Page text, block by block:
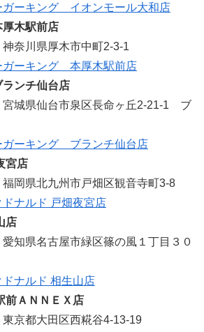
ガーキング イオンモール大和店
木駅前店
奈川県厚木市中町2-3-1
ガーキング 本厚木駅前店
ンチ仙台店
宮城県仙台市泉区長命ヶ丘2-21-1 ブ
ガーキング ブランチ仙台店
宮店
岡県北九州市戸畑区観音寺町3-8
ドナルド 戸畑夜宮店
店
知県名古屋市緑区篠の風１丁目３０
ドナルド 相生山店
前ＡＮＮＥＸ店
京都大田区西糀谷4-13-19